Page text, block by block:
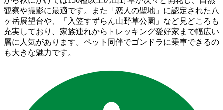
観察や撮影に最適です。また「恋人の聖地」に認定された八
ヶ岳展望台や、「入笠すずらん山野草公園」など見どころも
充実しており、家族連れからトレッキング愛好家まで幅広い
層に人気があります。ペット同伴でゴンドラに乗車できるの
も大きな魅力です。